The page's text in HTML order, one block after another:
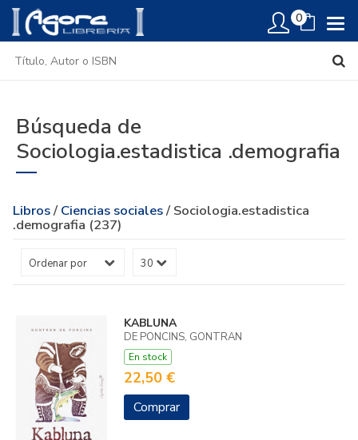
0
Búsqueda de
Sociologia.estadistica .demografia
Libros/Ciencias sociales/ Sociologia.estadistica
.demografia (237)
KABLUNA
DE PONCINS, GONTRAN
En stock
22,50 €
Comprar